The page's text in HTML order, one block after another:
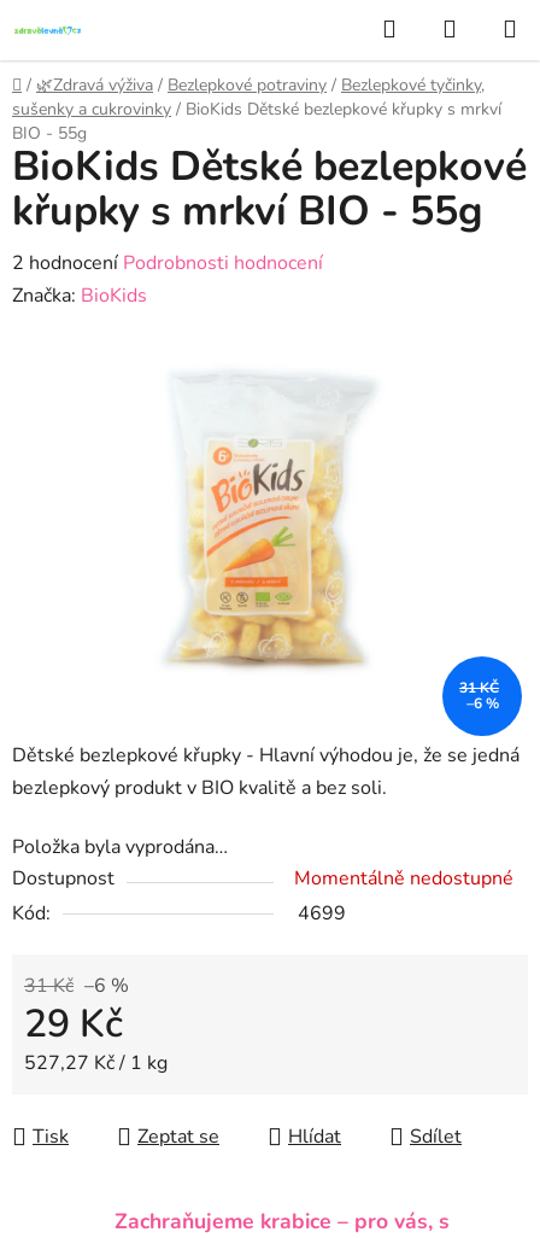
na
obsah
Hledat
KOŠÍK
Domů
/ 🌿Zdravá výživa / Bezlepkové potraviny / Bezlepkové tyčinky,
sušenky a cukrovinky / BioKids Dětské bezlepkové křupky s mrkví
BIO - 55g
Dětské bezlepkové křupky - Hlavní výhodou je, že se jedná
bezlepkový produkt v BIO kvalitě a bez soli.
Položka byla vyprodána…
Dostupnost
Momentálně nedostupné
Kód:
4699
31 Kč –6 %
29 Kč
Měrná cena:
527,27 Kč / 1 kg
Tisk Zeptat se Hlídat Sdílet
BioKids Dětské bezlepkové
křupky s mrkví BIO - 55g
Průměrné
hodnocení
2 hodnocení Podrobnosti hodnocení
Značka: BioKids
31 KČ
–6 %
Zachraňujeme krabice – pro vás, s